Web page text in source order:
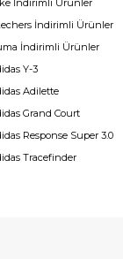
İndirimli Ürünler
İndirimli Ürünler
İndirimli Ürünler
Y-3
Adilette
Grand Court
Response Super 3.0
Tracefinder